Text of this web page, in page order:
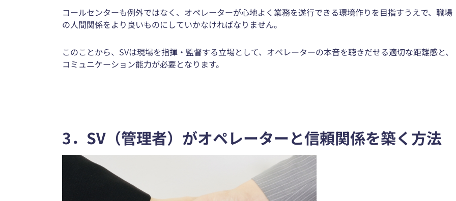
コールセンターも例外ではなく、オペレーターが心地よく業務を遂行できる環境作りを目指すうえで、職場
の人間関係をより良いものにしていかなければなりません。
このことから、SVは現場を指揮・監督する立場として、オペレーターの本音を聴きだせる適切な距離感と、
コミュニケーション能力が必要となります。
3．SV（管理者）がオペレーターと信頼関係を築く方法